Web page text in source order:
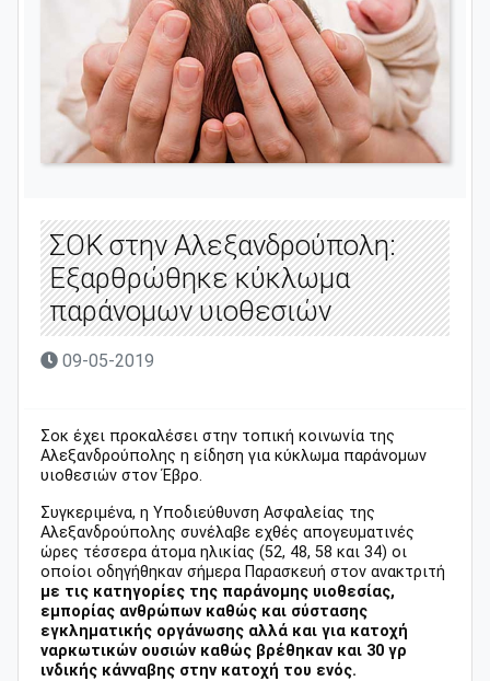
ΣΟΚ στην Αλεξανδρούπολη:
Εξαρθρώθηκε κύκλωμα
παράνομων υιοθεσιών
09-05-2019
Σοκ έχει προκαλέσει στην τοπική κοινωνία της
Αλεξανδρούπολης η είδηση για κύκλωμα παράνομων
υιοθεσιών στον Έβρο.
Συγκεριμένα, η Υποδιεύθυνση Ασφαλείας της
Αλεξανδρούπολης συνέλαβε εχθές απογευματινές
ώρες τέσσερα άτομα ηλικίας (52, 48, 58 και 34) οι
οποίοι οδηγήθηκαν σήμερα Παρασκευή στον ανακτριτή
με τις κατηγορίες της παράνομης υιοθεσίας,
εμπορίας ανθρώπων καθώς και σύστασης
εγκληματικής οργάνωσης αλλά και για κατοχή
ναρκωτικών ουσιών καθώς βρέθηκαν και 30 γρ
ινδικής κάνναβης στην κατοχή του ενός.